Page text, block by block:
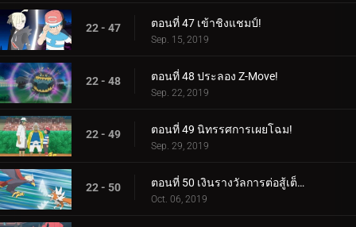
22 - 47 ตอนที่ 47 เข้าชิงแชมป์!
Sep. 15, 2019
22 - 48 ตอนที่ 48 ประลอง Z-Move!
Sep. 22, 2019
22 - 49 ตอนที่ 49 นิทรรศการเผยโฉม!
Sep. 29, 2019
22 - 50 ตอนที่ 50 เงินรางวัลการต่อสู้เต็มรูปแบบ!
Oct. 06, 2019